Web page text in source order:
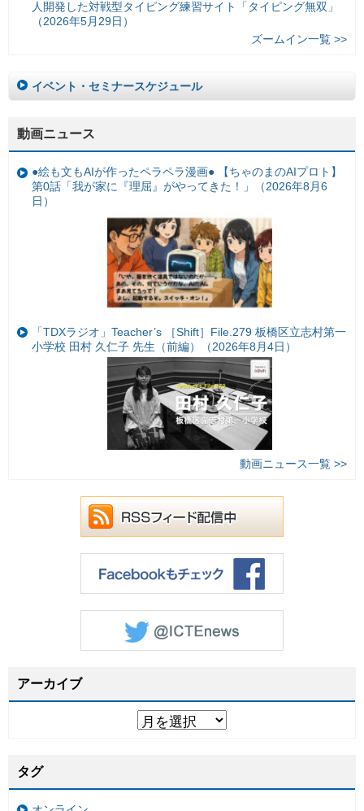
人開発した対戦型タイピング練習サイト「タイピング無双」
（2026年5月29日）
ズームイン一覧 >>
イベント・セミナースケジュール
動画ニュース
●絵も文もAIが作ったペラペラ漫画● 【ちゃのまのAIプロト】
第0話「我が家に『理屈』がやってきた！」（2026年8月6
日）
「TDXラジオ」Teacher’s ［Shift］File.279 板橋区立志村第一
小学校 田村 久仁子 先生（前編）（2026年8月4日）
動画ニュース一覧 >>
アーカイブ
タグ